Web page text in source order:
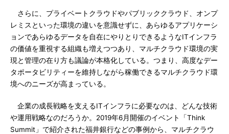
さらに、プライベートクラウドやパブリッククラウド、オンプ
レミスといった環境の違いを意識せずに、あらゆるアプリケーシ
ョンであらゆるデータを自在にやりとりできるようなITインフラ
の価値を重視する組織も増えつつあり、マルチクラウド環境の実
現と管理の在り方も議論が本格化している。つまり、高度なデー
タポータビリティーを維持しながら稼働できるマルチクラウド環
境へのニーズが高まっている。
企業の成長戦略を支えるITインフラに必要なのは、どんな技術
や運用戦略なのだろうか。2019年6月開催のイベント「Think
Summit」で紹介された福井銀行などの事例から、マルチクラウ